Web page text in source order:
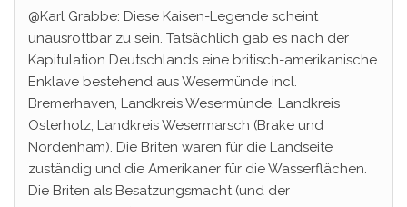
@Karl Grabbe: Diese Kaisen-Legende scheint
unausrottbar zu sein. Tatsächlich gab es nach der
Kapitulation Deutschlands eine britisch-amerikanische
Enklave bestehend aus Wesermünde incl.
Bremerhaven, Landkreis Wesermünde, Landkreis
Osterholz, Landkreis Wesermarsch (Brake und
Nordenham). Die Briten waren für die Landseite
zuständig und die Amerikaner für die Wasserflächen.
Die Briten als Besatzungsmacht (und der